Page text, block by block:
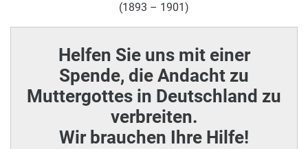
(1893 – 1901)
Helfen Sie uns mit einer
Spende, die Andacht zu
Muttergottes in Deutschland zu
verbreiten.
Wir brauchen Ihre Hilfe!